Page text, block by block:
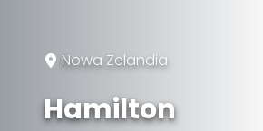
Nowa Zelandia
Hamilton